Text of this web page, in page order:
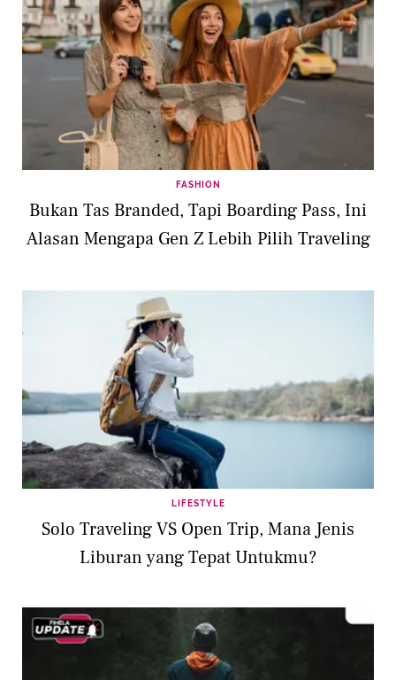
FASHION
Bukan Tas Branded, Tapi Boarding Pass, Ini
Alasan Mengapa Gen Z Lebih Pilih Traveling
LIFESTYLE
Solo Traveling VS Open Trip, Mana Jenis
Liburan yang Tepat Untukmu?